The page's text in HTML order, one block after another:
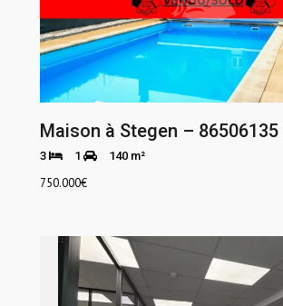
Maison à Stegen – 86506135
3 1 140 m²
750.000€